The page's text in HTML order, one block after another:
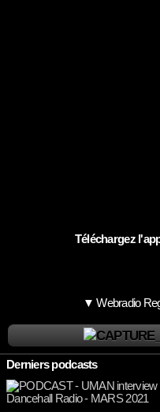
Téléchargez
▼ Webradio
Derniers podcasts